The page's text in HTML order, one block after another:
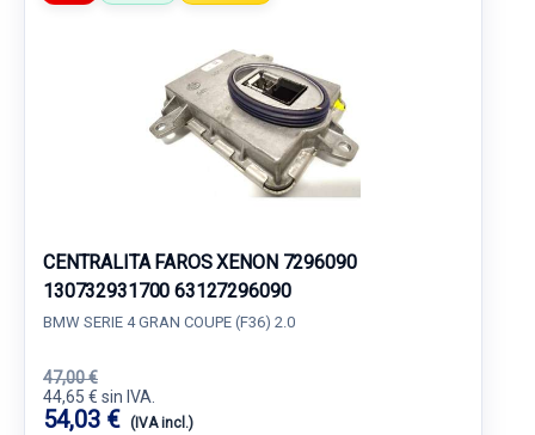
CENTRALITA FAROS XENON 7296090
130732931700 63127296090
BMW SERIE 4 GRAN COUPE (F36) 2.0
47,00 €
44,65 € sin IVA.
54,03 € (IVA incl.)